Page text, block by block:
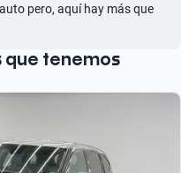
pero, aquí hay más que
que tenemos